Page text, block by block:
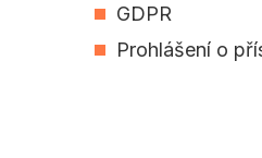
GDPR
Prohlášení o